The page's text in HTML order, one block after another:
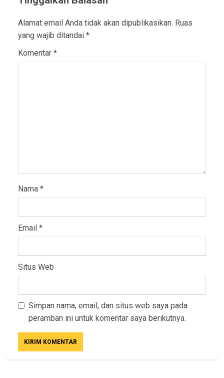
Alamat email Anda tidak akan dipublikasikan. Ruas
yang wajib ditandai *
Komentar *
Nama *
Email *
Situs Web
Simpan nama, email, dan situs web saya pada
peramban ini untuk komentar saya berikutnya.